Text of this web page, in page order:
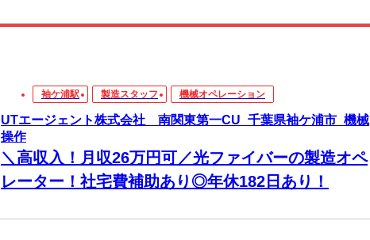
袖ケ浦駅 製造スタッフ 機械オペレーション
UTエージェント株式会社 南関東第一CU_千葉県袖ケ浦市_機械
操作
＼高収入！月収26万円可／光ファイバーの製造オペ
レーター！社宅費補助あり◎年休182日あり！